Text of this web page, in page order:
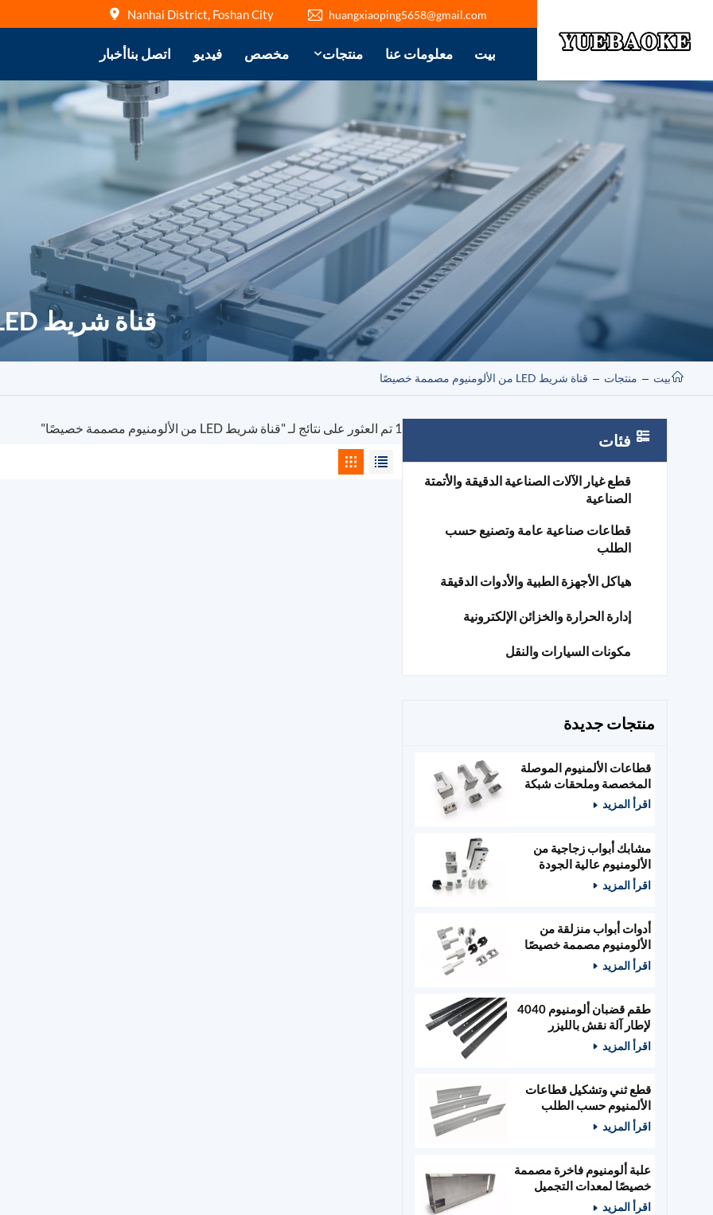
huangxiaoping5658@gmail.com
Nanhai District, Foshan City
بيت معلومات عنا منتجات مخصص فيديو اتصل بناأخبار
قناة شريط LED من الألومنيوم مصممة خصيصًا
بيت منتجات قناة شريط LED من الألومنيوم مصممة خصيصًا
فئات
قطع غيار الآلات الصناعية الدقيقة والأتمتة
الصناعية
قطاعات صناعية عامة وتصنيع حسب
الطلب
هياكل الأجهزة الطبية والأدوات الدقيقة
إدارة الحرارة والخزائن الإلكترونية
مكونات السيارات والنقل
منتجات جديدة
قطاعات الألمنيوم الموصلة
المخصصة وملحقات شبكة
الطاقة
اقرأ المزيد
مشابك أبواب زجاجية من
الألومنيوم عالية الجودة
مصممة حسب الطلب،
وأدوات أبواب خشبية
اقرأ المزيد
أدوات أبواب منزلقة من
الألومنيوم مصممة خصيصًا
ومثبتات زجاجية
اقرأ المزيد
طقم قضبان ألومنيوم 4040
لإطار آلة نقش بالليزر
400x400 مم
اقرأ المزيد
قطع ثني وتشكيل قطاعات
الألمنيوم حسب الطلب
اقرأ المزيد
علبة ألومنيوم فاخرة مصممة
خصيصًا لمعدات التجميل
والصالونات
اقرأ المزيد
1 تم العثور على نتائج لـ "قناة شريط LED من الألومنيوم مصممة خصيصًا"